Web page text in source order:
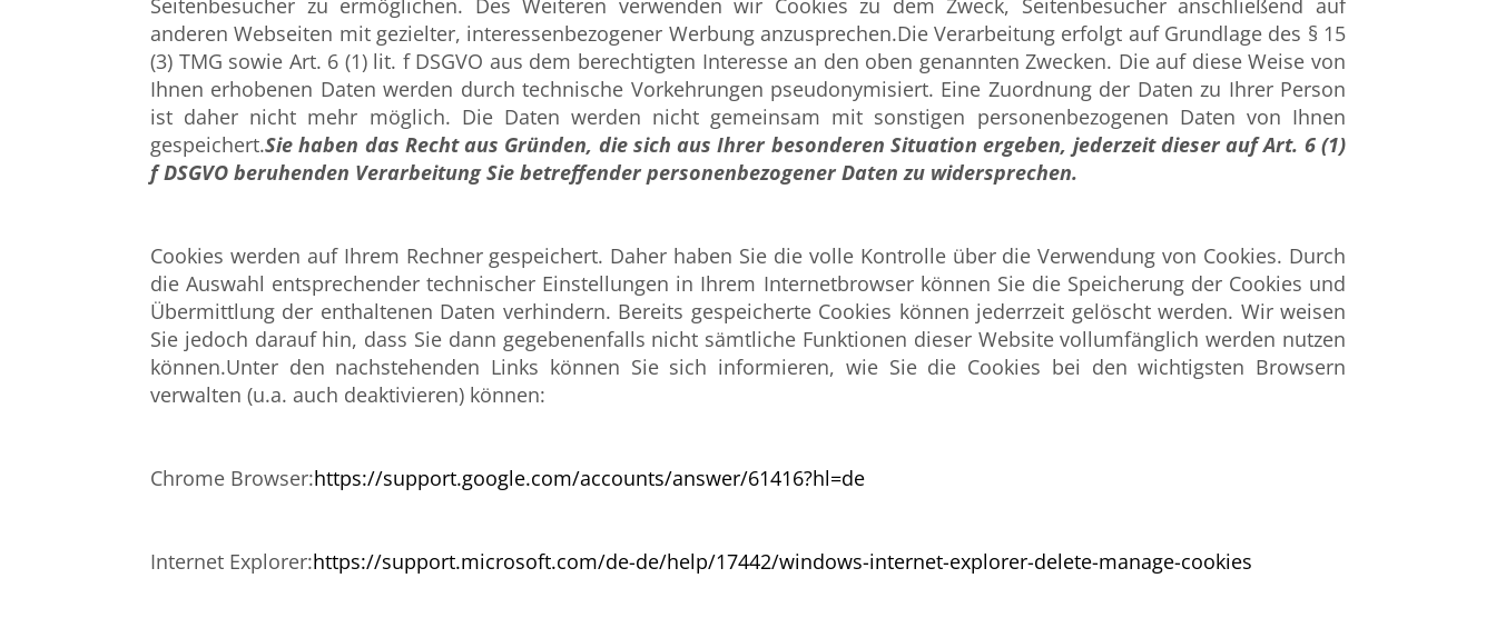
Seitenbesucher zu ermöglichen. Des Weiteren verwenden wir Cookies zu dem Zweck, Seitenbesucher anschließend auf
anderen Webseiten mit gezielter, interessenbezogener Werbung anzusprechen.Die Verarbeitung erfolgt auf Grundlage des § 15
(3) TMG sowie Art. 6 (1) lit. f DSGVO aus dem berechtigten Interesse an den oben genannten Zwecken. Die auf diese Weise von
Ihnen erhobenen Daten werden durch technische Vorkehrungen pseudonymisiert. Eine Zuordnung der Daten zu Ihrer Person
ist daher nicht mehr möglich. Die Daten werden nicht gemeinsam mit sonstigen personenbezogenen Daten von Ihnen
gespeichert.Sie haben das Recht aus Gründen, die sich aus Ihrer besonderen Situation ergeben, jederzeit dieser auf Art. 6 (1)
f DSGVO beruhenden Verarbeitung Sie betreffender personenbezogener Daten zu widersprechen.
Cookies werden auf Ihrem Rechner gespeichert. Daher haben Sie die volle Kontrolle über die Verwendung von Cookies. Durch
die Auswahl entsprechender technischer Einstellungen in Ihrem Internetbrowser können Sie die Speicherung der Cookies und
Übermittlung der enthaltenen Daten verhindern. Bereits gespeicherte Cookies können jederrzeit gelöscht werden. Wir weisen
Sie jedoch darauf hin, dass Sie dann gegebenenfalls nicht sämtliche Funktionen dieser Website vollumfänglich werden nutzen
können.Unter den nachstehenden Links können Sie sich informieren, wie Sie die Cookies bei den wichtigsten Browsern
verwalten (u.a. auch deaktivieren) können:
Chrome Browser:https://support.google.com/accounts/answer/61416?hl=de
Internet Explorer:https://support.microsoft.com/de-de/help/17442/windows-internet-explorer-delete-manage-cookies